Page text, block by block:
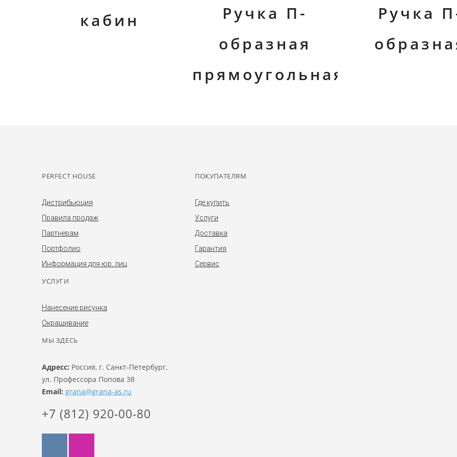
кабин
Ручка П-
образная
прямоугольная
Ручка
PERFECT HOUSE
Дистрибьюция
Правила продаж
Партнерам
Портфолио
Информация для юр. лиц
ПОКУПАТЕЛЯМ
Где купить
Услуги
Доставка
Гарантия
Сервис
УСЛУГИ
Нанесение рисунка
Окрашивание
МЫ ЗДЕСЬ
Адресс: Россия, г. Санкт-Петербург,
ул. Профессора Попова 38
Email: grana@grana-as.ru
+7 (812) 920-00-80